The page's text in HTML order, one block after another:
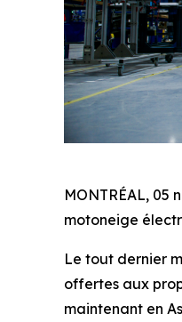
MONTRÉAL, 05
motoneige
Le tout dernier
offertes aux
maintenant en